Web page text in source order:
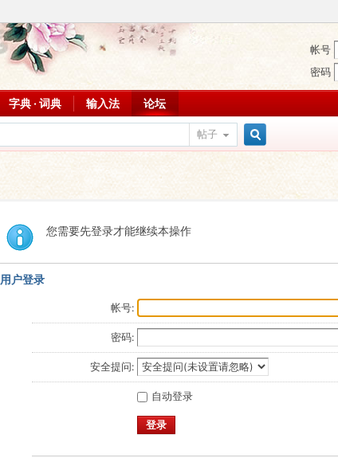
帐号
密码
字典 · 词典 输入法 论坛
帖子
您需要先登录才能继续本操作
用户登录
帐号:
密码:
安全提问:
自动登录
登录